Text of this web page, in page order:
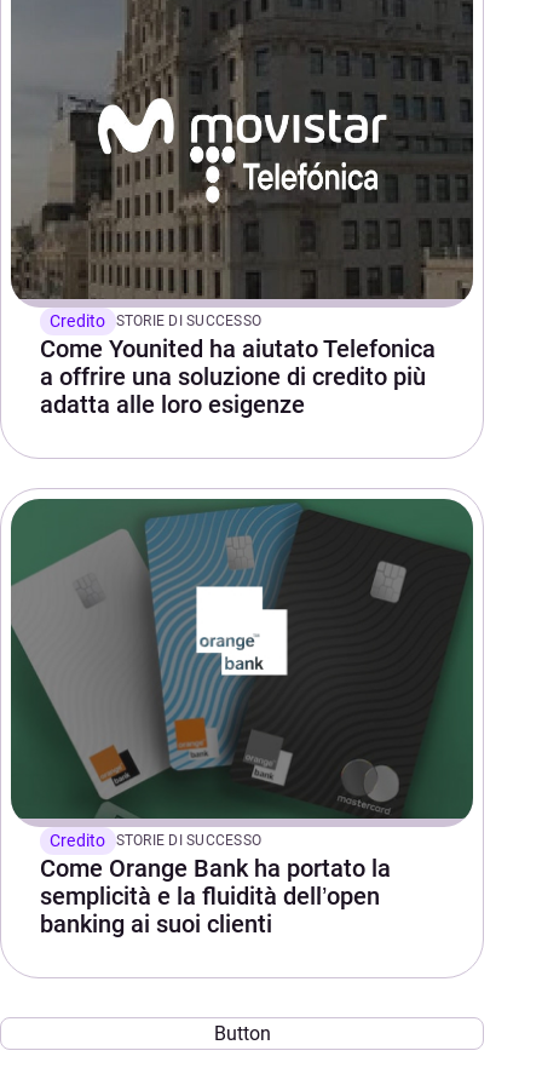
Credito STORIE DI SUCCESSO
Come Younited ha aiutato Telefonica
a offrire una soluzione di credito più
adatta alle loro esigenze
Credito STORIE DI SUCCESSO
Come Orange Bank ha portato la
semplicità e la fluidità dell’open
banking ai suoi clienti
Button